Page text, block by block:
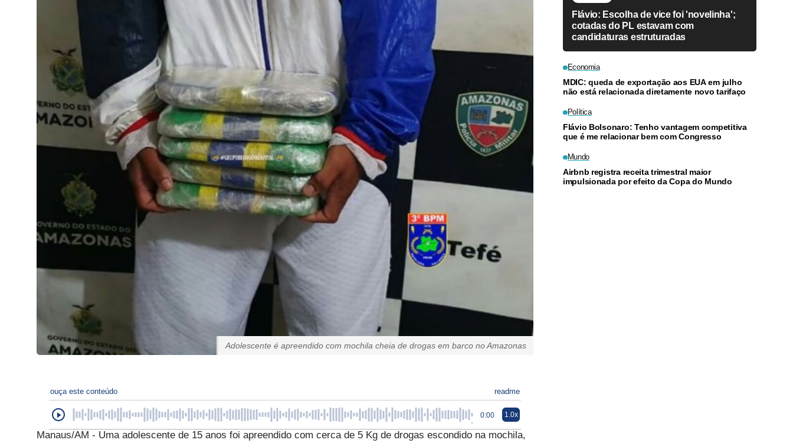
Adolescente é apreendido com mochila cheia de drogas em barco no Amazonas
ouça este conteúdo readme
0:00 1.0x
Manaus/AM - Uma adolescente de 15 anos foi apreendido com cerca de 5 Kg de drogas escondido na mochila,
Flávio: Escolha de vice foi 'novelinha';
cotadas do PL estavam com
candidaturas estruturadas
Economia
MDIC: queda de exportação aos EUA em julho
não está relacionada diretamente novo tarifaço
Política
Flávio Bolsonaro: Tenho vantagem competitiva
que é me relacionar bem com Congresso
Mundo
Airbnb registra receita trimestral maior
impulsionada por efeito da Copa do Mundo